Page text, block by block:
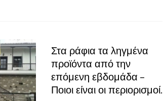
Στα ράφια τα ληγμένα
προϊόντα από την
επόμενη εβδομάδα –
Ποιοι είναι οι περιορισμοί.